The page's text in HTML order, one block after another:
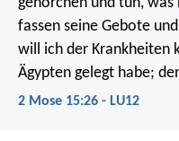
fassen seine Gebote
will ich der Krankheiten
Ägypten gelegt habe;
2 Mose 15:26 - LU12